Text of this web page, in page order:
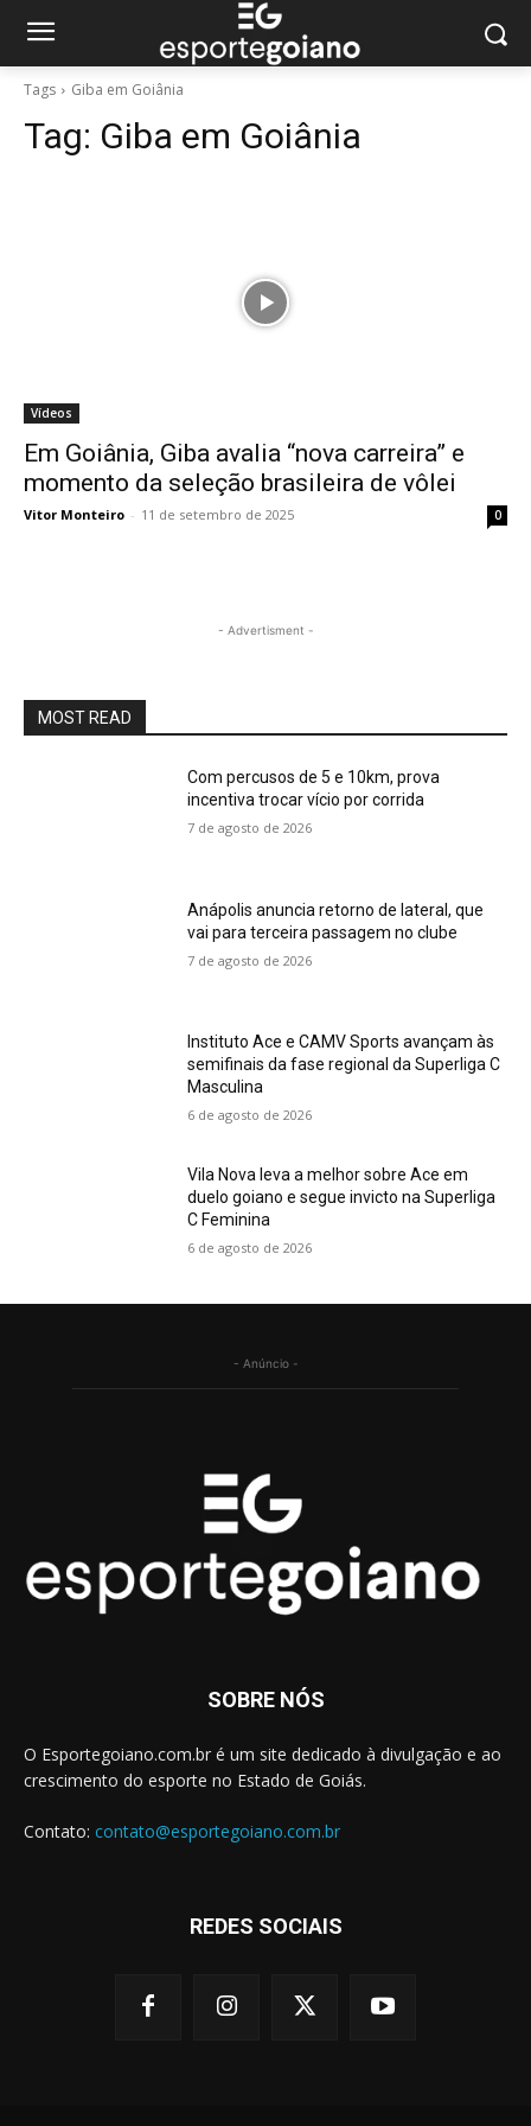
Tags Giba em Goiânia
Tag: Giba em Goiânia
Vídeos
Em Goiânia, Giba avalia “nova carreira” e
momento da seleção brasileira de vôlei
Vitor Monteiro - 11 de setembro de 2025 0
- Advertisment -
MOST READ
Com percusos de 5 e 10km, prova
incentiva trocar vício por corrida
7 de agosto de 2026
Anápolis anuncia retorno de lateral, que
vai para terceira passagem no clube
7 de agosto de 2026
Instituto Ace e CAMV Sports avançam às
semifinais da fase regional da Superliga C
Masculina
6 de agosto de 2026
Vila Nova leva a melhor sobre Ace em
duelo goiano e segue invicto na Superliga
C Feminina
6 de agosto de 2026
- Anúncio -
SOBRE NÓS
O Esportegoiano.com.br é um site dedicado à divulgação e ao
crescimento do esporte no Estado de Goiás.
Contato: contato@esportegoiano.com.br
REDES SOCIAIS